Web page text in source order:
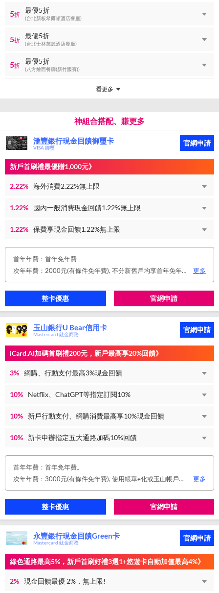
5折
最優5折
(台北新板希爾頓酒店餐廳)
5折
最優5折
(台北士林萬麗酒店餐廳)
5折
最優5折
(八方燴西餐廳(新竹國賓))
看更多
神組合搭配、賺更多
滙豐銀行現金回饋御璽卡
VISA 御璽
官網申請
新戶首刷禮最優贈1,000元》
2.22% 海外消費2.22%無上限
1.22% 國內一般消費現金回饋1.22%無上限
1.22% 保費享現金回饋1.22%無上限
首年年費：首年免年費
次年年費：2000元(有條件免年費), 不分新舊戶均享首年免年費，第二年起符合以下條件享年費優惠辦法： 1.使用非紙本帳單(電子帳單或行動帳單)終身免年費。 2.前一年消費滿8 萬或 12 次享次年免年費。
更多
整卡優惠 官網申請
玉山銀行U Bear信用卡
Mastercard 鈦金商務
官網申請
iCard.AI加碼首刷禮200元，新戶最高享20%回饋》
3% 網購、行動支付最高3%現金回饋
10% Netflix、ChatGPT等指定訂閱10%
10% 新戶行動支付、網購消費最高享10%現金回饋
10% 新卡申辦指定五大通路加碼10%回饋
首年年費：首年免年費。
次年年費：3000元(有條件免年費), 使用帳單e化或玉山帳戶自動扣繳信用卡款或任消費一筆享免年費優惠。
更多
整卡優惠 官網申請
永豐銀行現金回饋Green卡
Mastercard 鈦金商務
官網申請
綠色通路最高5%，新戶首刷好禮3選1+悠遊卡自動加值最高4%》
2% 現金回饋最優 2%，無上限!